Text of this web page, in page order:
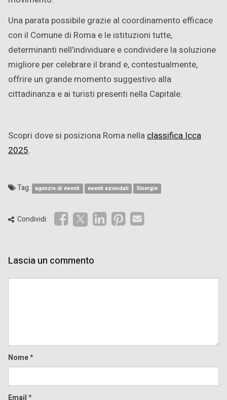
Una parata possibile grazie al coordinamento efficace
con il Comune di Roma e le istituzioni tutte,
determinanti nell’individuare e condividere la soluzione
migliore per celebrare il brand e, contestualmente,
offrire un grande momento suggestivo alla
cittadinanza e ai turisti presenti nella Capitale.
Scopri dove si posiziona Roma nellaclassifica Icca
2025.
Tag: agenzie di eventi eventi aziendali Sinergie
Condividi:
Lascia un commento
Nome*
Email*